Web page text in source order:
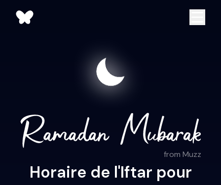
from Muzz
Horaire de l'Iftar pour